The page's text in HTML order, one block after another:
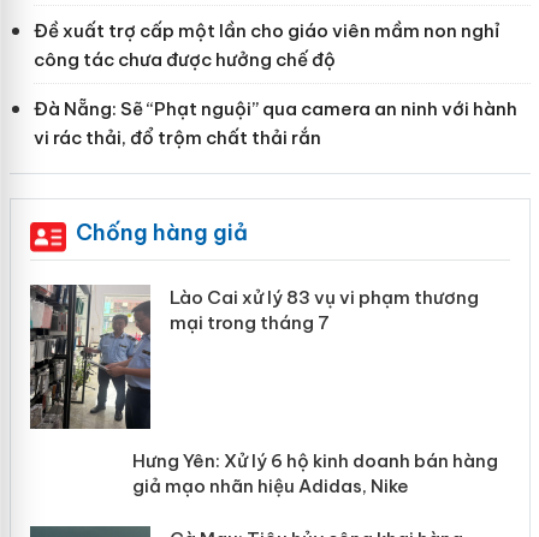
Đề xuất trợ cấp một lần cho giáo viên mầm non nghỉ
công tác chưa được hưởng chế độ
Đà Nẵng: Sẽ “Phạt nguội” qua camera an ninh với hành
vi rác thải, đổ trộm chất thải rắn
Chống hàng giả
Lào Cai xử lý 83 vụ vi phạm thương
mại trong tháng 7
Hưng Yên: Xử lý 6 hộ kinh doanh bán
hàng giả mạo nhãn hiệu Adidas, Nike